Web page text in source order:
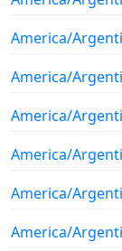
America/
America/
America/
America/
America/
America/